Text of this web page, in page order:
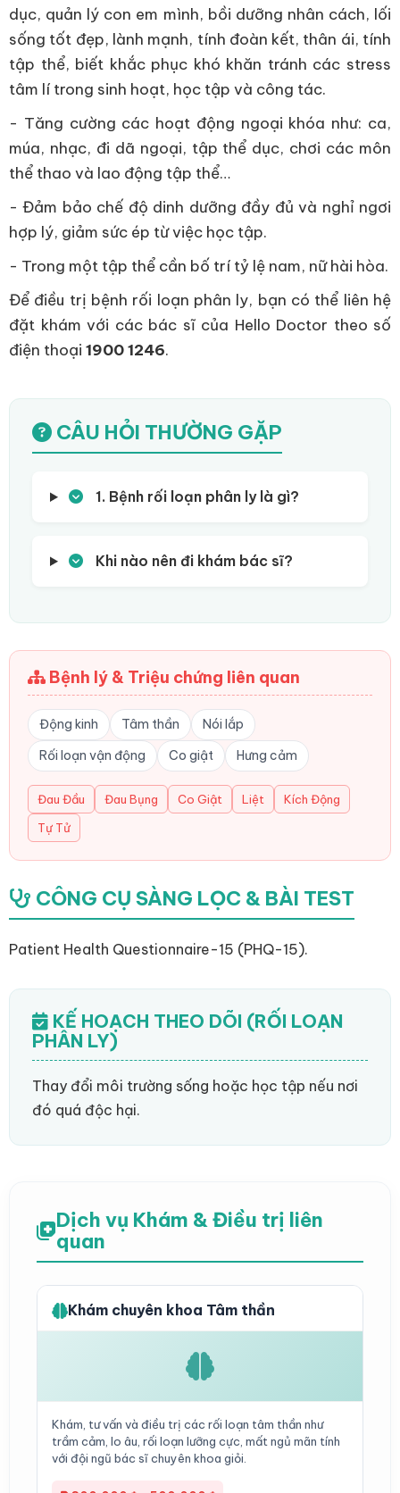
dục, quản lý con em mình, bồi dưỡng nhân cách, lối
sống tốt đẹp, lành mạnh, tính đoàn kết, thân ái, tính
tập thể, biết khắc phục khó khăn tránh các stress
tâm lí trong sinh hoạt, học tập và công tác.
- Tăng cường các hoạt động ngoại khóa như: ca,
múa, nhạc, đi dã ngoại, tập thể dục, chơi các môn
thể thao và lao động tập thể…
- Đảm bảo chế độ dinh dưỡng đầy đủ và nghỉ ngơi
hợp lý, giảm sức ép từ việc học tập.
- Trong một tập thể cần bố trí tỷ lệ nam, nữ hài hòa.
Để điều trị bệnh rối loạn phân ly, bạn có thể liên hệ
đặt khám với các bác sĩ của Hello Doctor theo số
điện thoại 1900 1246.
CÂU HỎI THƯỜNG GẶP
1. Bệnh rối loạn phân ly là gì?
Khi nào nên đi khám bác sĩ?
Bệnh lý & Triệu chứng liên quan
Động kinh Tâm thần
Nói lắp
Rối loạn vận động
Co giật Hưng cảm
Đau Đầu Đau Bụng Co Giật Liệt
Kích Động
Tự Tử
CÔNG CỤ SÀNG LỌC & BÀI TEST
Patient Health Questionnaire-15 (PHQ-15).
KẾ HOẠCH THEO DÕI (RỐI LOẠN
PHÂN LY)
Thay đổi môi trường sống hoặc học tập nếu nơi
đó quá độc hại.
Dịch vụ Khám & Điều trị liên
quan
Khám chuyên khoa Tâm thần
Khám, tư vấn và điều trị các rối loạn tâm thần như
trầm cảm, lo âu, rối loạn lưỡng cực, mất ngủ mãn tính
với đội ngũ bác sĩ chuyên khoa giỏi.